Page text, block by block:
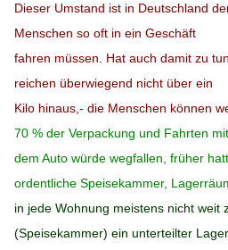
Dieser Umstand ist in Deutschland
Menschen so oft in ein Geschäft
fahren müssen. Hat auch damit zu
reichen überwiegend nicht über ein
Kilo hinaus,- die Menschen können
70 % der Verpackung und Fahrten mit
dem Auto würde wegfallen, früher
ordentliche Speisekammer,
in jede Wohnung meistens nicht weit
(Speisekammer) ein unterteilter